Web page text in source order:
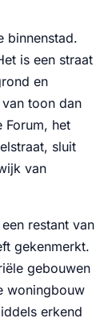
binnenstad.
is een straat
en
toon dan
Forum, het
sluit
van
restant van
gekenmerkt.
gebouwen
woningbouw
erkend